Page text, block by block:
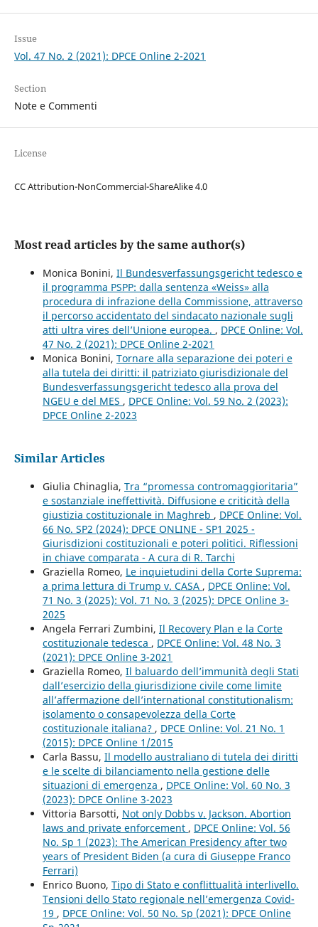
Issue
Vol. 47 No. 2 (2021): DPCE Online 2-2021
Section
Note e Commenti
License
CC Attribution-NonCommercial-ShareAlike 4.0
Most read articles by the same author(s)
Monica Bonini, Il Bundesverfassungsgericht tedesco e
il programma PSPP: dalla sentenza «Weiss» alla
procedura di infrazione della Commissione, attraverso
il percorso accidentato del sindacato nazionale sugli
atti ultra vires dell’Unione europea. , DPCE Online: Vol.
47 No. 2 (2021): DPCE Online 2-2021
Monica Bonini, Tornare alla separazione dei poteri e
alla tutela dei diritti: il patriziato giurisdizionale del
Bundesverfassungsgericht tedesco alla prova del
NGEU e del MES , DPCE Online: Vol. 59 No. 2 (2023):
DPCE Online 2-2023
Similar Articles
Giulia Chinaglia, Tra “promessa contromaggioritaria”
e sostanziale ineffettività. Diffusione e criticità della
giustizia costituzionale in Maghreb , DPCE Online: Vol.
66 No. SP2 (2024): DPCE ONLINE - SP1 2025 -
Giurisdizioni costituzionali e poteri politici. Riflessioni
in chiave comparata - A cura di R. Tarchi
Graziella Romeo, Le inquietudini della Corte Suprema:
a prima lettura di Trump v. CASA , DPCE Online: Vol.
71 No. 3 (2025): Vol. 71 No. 3 (2025): DPCE Online 3-
2025
Angela Ferrari Zumbini, Il Recovery Plan e la Corte
costituzionale tedesca , DPCE Online: Vol. 48 No. 3
(2021): DPCE Online 3-2021
Graziella Romeo, Il baluardo dell’immunità degli Stati
dall’esercizio della giurisdizione civile come limite
all’affermazione dell’international constitutionalism:
isolamento o consapevolezza della Corte
costituzionale italiana? , DPCE Online: Vol. 21 No. 1
(2015): DPCE Online 1/2015
Carla Bassu, Il modello australiano di tutela dei diritti
e le scelte di bilanciamento nella gestione delle
situazioni di emergenza , DPCE Online: Vol. 60 No. 3
(2023): DPCE Online 3-2023
Vittoria Barsotti, Not only Dobbs v. Jackson. Abortion
laws and private enforcement , DPCE Online: Vol. 56
No. Sp 1 (2023): The American Presidency after two
years of President Biden (a cura di Giuseppe Franco
Ferrari)
Enrico Buono, Tipo di Stato e conflittualità interlivello.
Tensioni dello Stato regionale nell’emergenza Covid-
19 , DPCE Online: Vol. 50 No. Sp (2021): DPCE Online